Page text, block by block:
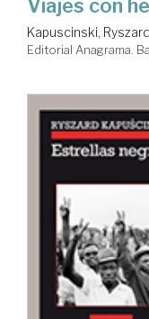
Viajes con
Kapuscinski,
Editorial Anagrama.